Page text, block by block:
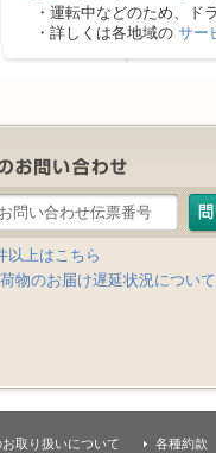
・運転中などのため、ド
・詳しくは各地域の サー
以上はこちら
物のお届け遅延状況について
取り扱いについて 各種約款